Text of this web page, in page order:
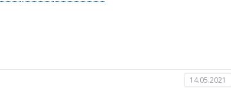
14.05.2021